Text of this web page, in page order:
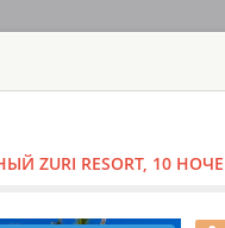
ZURI RESORT, 10